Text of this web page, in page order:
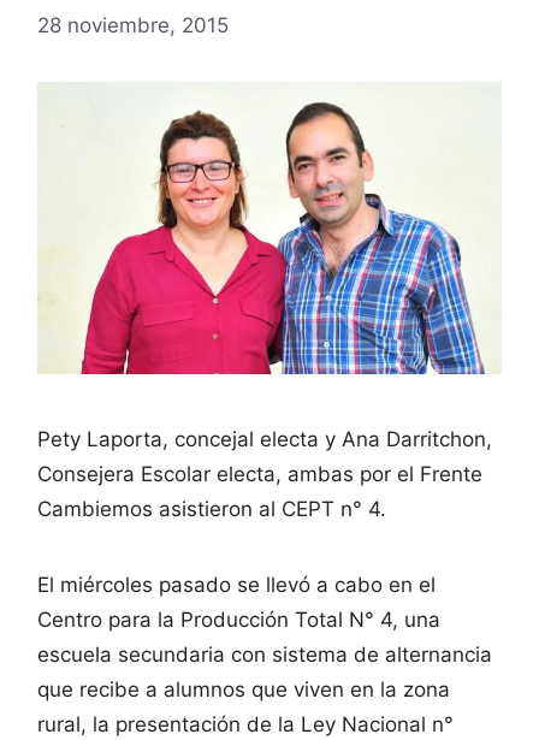
28 noviembre, 2015
Pety Laporta, concejal electa y Ana Darritchon,
Consejera Escolar electa, ambas por el Frente
Cambiemos asistieron al CEPT n° 4.
El miércoles pasado se llevó a cabo en el
Centro para la Producción Total N° 4, una
escuela secundaria con sistema de alternancia
que recibe a alumnos que viven en la zona
rural, la presentación de la Ley Nacional n°